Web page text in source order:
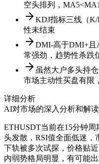
空头排列，
KDJ指标三线（
性未结束
DMI-高于DMI+且
常强劲，趋势性杀跌
虽然大户多头持
市场主动性买盘有限
详细分析
AI对市场的深入分析和解读
ETHUSDT当前在15分钟
头发散，RSI值全面低迷，
下轨被多次试探，价格贴
内弱势格局明显，有可能